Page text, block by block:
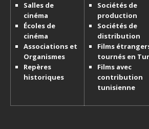
Salles de
cinéma
Écoles de
cinéma
Associations et
Organismes
Repères
historiques
Sociétés de
production
Sociétés de
distribution
Films
tournés en
Films avec
contribution
tunisienne